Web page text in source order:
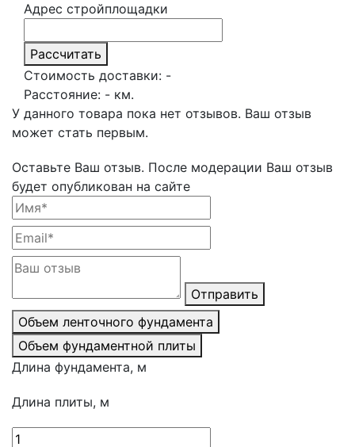
Адрес стройплощадки
Рассчитать
Стоимость доставки: -
Расстояние: - км.
У данного товара пока нет отзывов. Ваш отзыв
может стать первым.
Оставьте Ваш отзыв. После модерации Ваш отзыв
будет опубликован на сайте
Отправить
Объем ленточного фундамента
Объем фундаментной плиты
Длина фундамента, м
Длина плиты, м